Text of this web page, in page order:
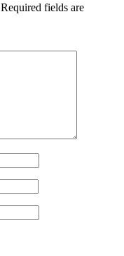
Required fields are